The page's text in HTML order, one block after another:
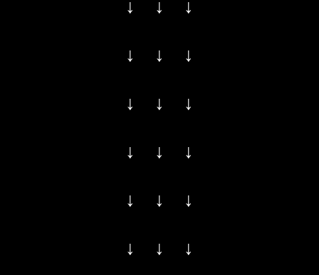
↓ ↓ ↓
↓ ↓ ↓
↓ ↓ ↓
↓ ↓ ↓
↓ ↓ ↓
↓ ↓ ↓